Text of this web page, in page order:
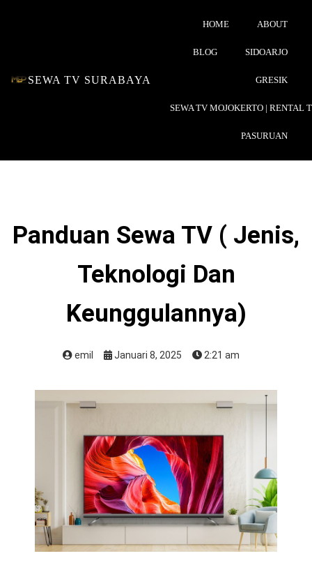
SEWA TV SURABAYA
HOME ABOUT
BLOG SIDOARJO
GRESIK
SEWA TV MOJOKERTO | RENTAL
PASURUAN
Panduan Sewa TV ( Jenis,
Teknologi Dan
Keunggulannya)
emil Januari 8, 2025 2:21 am